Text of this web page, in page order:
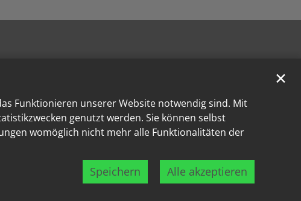
Funktionieren unserer Website notwendig sind. Mit
genutzt werden. Sie können selbst
womöglich nicht mehr alle Funktionalitäten der
Speichern Alle akzeptieren
✕